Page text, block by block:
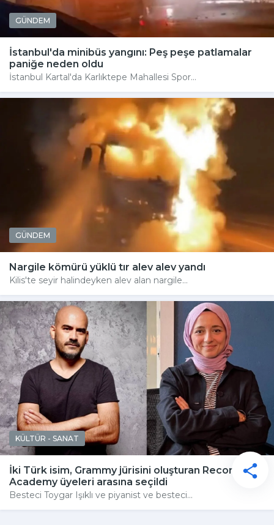
GÜNDEM
İstanbul'da minibüs yangını: Peş peşe patlamalar
paniğe neden oldu
İstanbul Kartal'da Karlıktepe Mahallesi Spor...
GÜNDEM
Nargile kömürü yüklü tır alev alev yandı
Kilis'te seyir halindeyken alev alan nargile...
KÜLTÜR - SANAT
İki Türk isim, Grammy jürisini oluşturan Recording
Academy üyeleri arasına seçildi
Besteci Toygar Işıklı ve piyanist ve besteci...